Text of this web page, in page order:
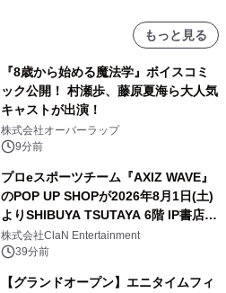
もっと見る
『8歳から始める魔法学』ボイスコミ
ック公開！ 村瀬歩、藤原夏海ら大人気
キャストが出演！
株式会社オーバーラップ
9分前
プロeスポーツチーム『AXIZ WAVE』
のPOP UP SHOPが2026年8月1日(土)
よりSHIBUYA TSUTAYA 6階 IP書店で
開催決定！！
株式会社ClaN Entertainment
39分前
【グランドオープン】エニタイムフィ